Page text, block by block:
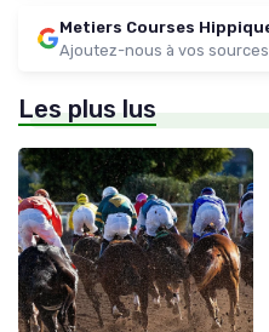
Metiers Courses
Ajoutez-nous à vos
Les plus lus